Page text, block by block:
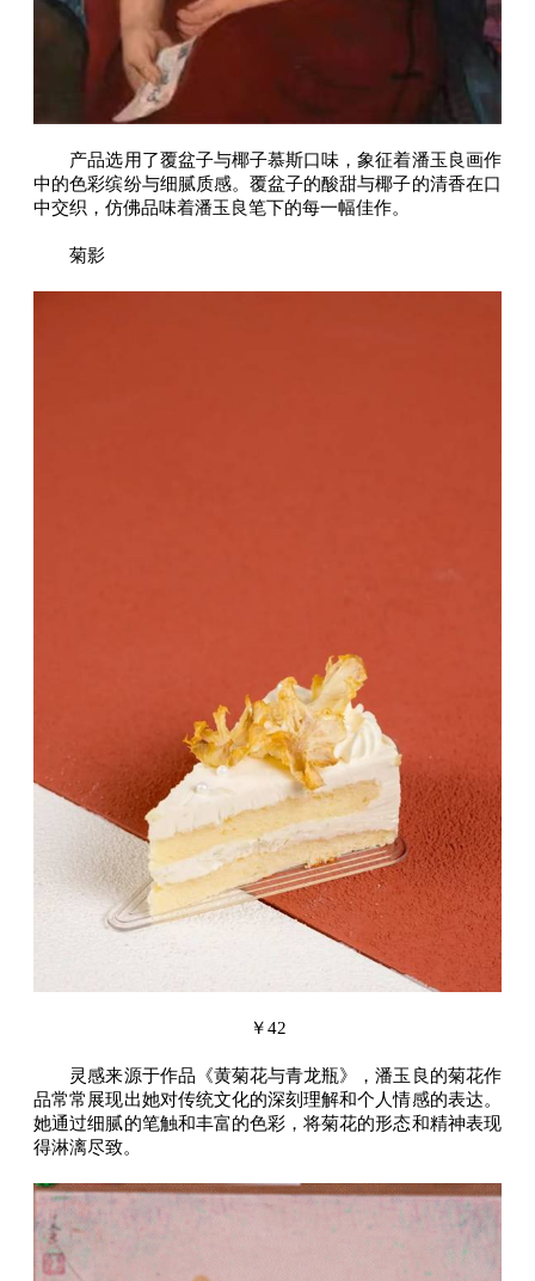
产品选用了覆盆子与椰子慕斯口味，象征着潘玉良画作
中的色彩缤纷与细腻质感。覆盆子的酸甜与椰子的清香在口
中交织，仿佛品味着潘玉良笔下的每一幅佳作。
菊影
￥42
灵感来源于作品《黄菊花与青龙瓶》，潘玉良的菊花作
品常常展现出她对传统文化的深刻理解和个人情感的表达。
她通过细腻的笔触和丰富的色彩，将菊花的形态和精神表现
得淋漓尽致。